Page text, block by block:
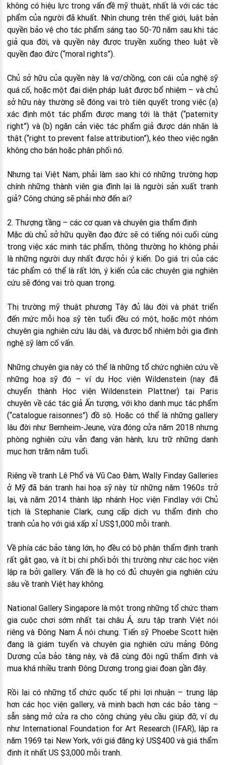
không có hiệu lực trong vấn đề mỹ thuật, nhất là với các tác
phẩm của người đã khuất. Nhìn chung trên thế giới, luật bản
quyền bảo vệ cho tác phẩm sáng tạo 50-70 năm sau khi tác
giả qua đời, và quyền này được truyền xuống theo luật về
quyền đạo đức (“moral rights”).
Chủ sở hữu của quyền này là vợ/chồng, con cái của nghệ sỹ
quá cố, hoặc một đại diện pháp luật được bổ nhiệm – và chủ
sở hữu này thường sẽ đóng vai trò tiên quyết trong việc (a)
xác định một tác phẩm được mang tới là thật (“paternity
right”) và (b) ngăn cản việc tác phẩm giả được dán nhãn là
thật (“right to prevent false attribution”), kéo theo việc ngăn
không cho bán hoặc phân phối nó.
Nhưng tại Việt Nam, phải làm sao khi có những trường hợp
chính những thành viên gia đình lại là người sản xuất tranh
giả? Công chúng sẽ phải nhờ đến ai?
2. Thượng tầng – các cơ quan và chuyên gia thẩm định
Mặc dù chủ sở hữu quyền đạo đức sẽ có tiếng nói cuối cùng
trong việc xác minh tác phẩm, thông thường họ không phải
là những người duy nhất được hỏi ý kiến. Do giá trị của các
tác phẩm có thể là rất lớn, ý kiến của các chuyên gia nghiên
cứu sẽ đóng vai trò quan trọng.
Thị trường mỹ thuật phương Tây đủ lâu đời và phát triển
đến mức mỗi hoạ sỹ tên tuổi đều có một, hoặc một nhóm
chuyên gia nghiên cứu lâu dài, và được bổ nhiệm bởi gia đình
nghệ sỹ làm cố vấn.
Những chuyên gia này có thể là những tổ chức nghiên cứu về
những hoạ sỹ đó – ví dụ Học viện Wildenstein (nay đã
chuyển thành Học viện Wildenstein Plattner) tại Paris
chuyên về các tác giả Ấn tượng, với kho danh mục tác phẩm
(“catalogue raisonnes”) đồ sộ. Hoặc có thể là những gallery
lâu đời như Bernheim-Jeune, vừa đóng cửa năm 2018 nhưng
phòng nghiên cứu vẫn đang vận hành, lưu trữ những danh
mục hơn trăm năm tuổi.
Riêng về tranh Lê Phổ và Vũ Cao Đàm, Wally Finday Galleries
ở Mỹ đã bán tranh hai hoạ sỹ này từ những năm 1960s trở
lại, và năm 2014 thành lập nhánh Học viện Findlay với Chủ
tịch là Stephanie Clark, cung cấp dịch vụ thẩm định cho
tranh của họ với giá xấp xỉ US$1,000 mỗi tranh.
Về phía các bảo tàng lớn, họ đều có bộ phận thẩm định tranh
rất gắt gao, và ít bị chi phối bởi thị trường như các học viện
lập ra bởi gallery. Vấn đề là họ có đủ chuyên gia nghiên cứu
sâu về tranh Việt hay không.
National Gallery Singapore là một trong những tổ chức tham
gia cuộc chơi sớm nhất tại châu Á, sưu tập tranh Việt nói
riêng và Đông Nam Á nói chung. Tiến sỹ Phoebe Scott hiện
đang là giám tuyển và chuyên gia nghiên cứu mảng Đông
Dương của bảo tàng này, và đã cùng đội ngũ thẩm định và
mua khá nhiều tranh Đông Dương trong giai đoạn gần đây.
Rồi lại có những tổ chức quốc tế phi lợi nhuận – trung lập
hơn các học viện gallery, và minh bạch hơn các bảo tàng –
sẵn sàng mở cửa ra cho công chúng yêu cầu giúp đỡ, ví dụ
như International Foundation for Art Research (IFAR), lập ra
năm 1969 tại New York, với giá đăng ký US$400 và giá thẩm
định ít nhất US $3,000 mỗi tranh.